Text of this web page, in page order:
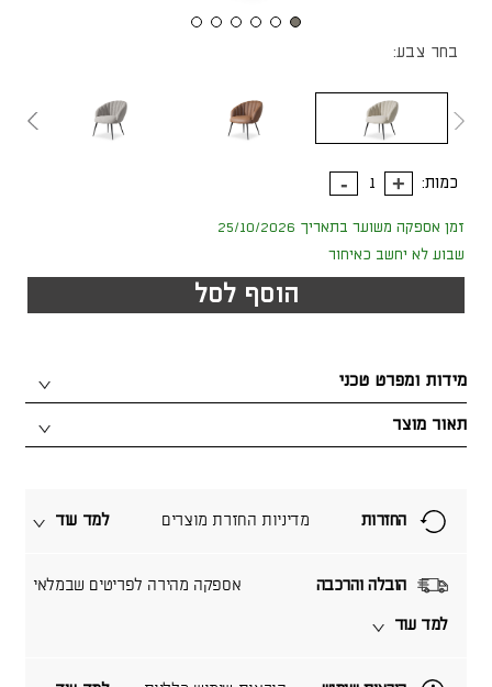
בחר צבע:
כמות:
זמן אספקה משוער בתאריך 25/10/2026
שבוע לא יחשב כאיחור
הוסף לסל
תאור מוצר
מידות ומפרט טכני
הובלה והרכבה אספקה מהירה לפריטים שבמלאי
למד עוד
החזרות מדיניות החזרת מוצרים למד עוד